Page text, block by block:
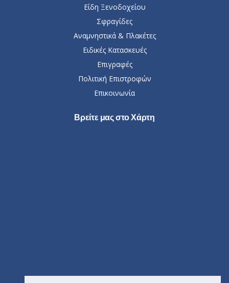
Είδη Ξενοδοχείου
Σφραγίδες
Αναμνηστικά & Πλακέτες
Ειδικές Κατασκευές
Επιγραφές
Πολιτική Επιστροφών
Επικοινωνία
Βρείτε μας στο Χάρτη